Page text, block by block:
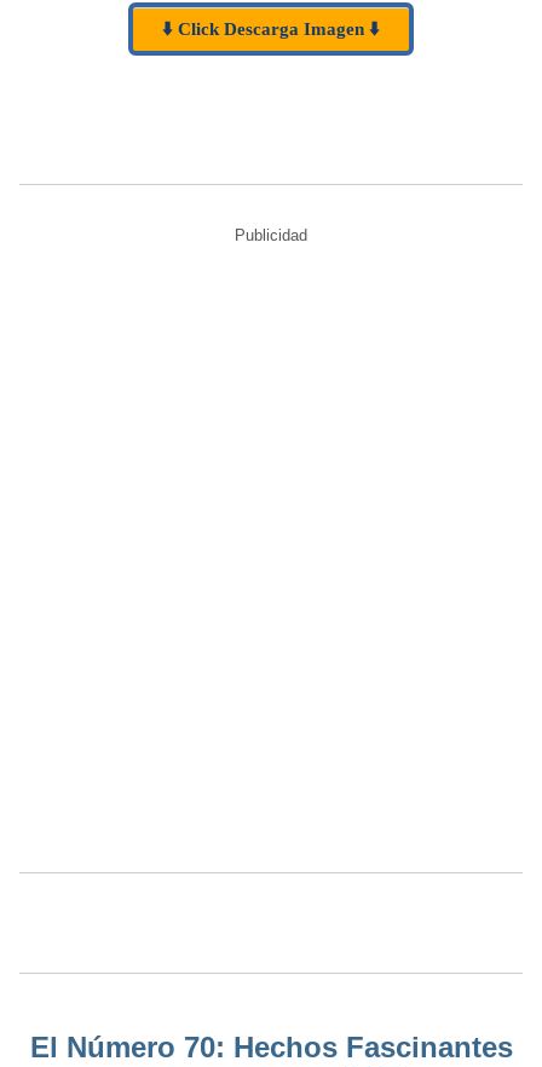
⬇️ Click Descarga Imagen ⬇️
Publicidad
El Número 70: Hechos Fascinantes